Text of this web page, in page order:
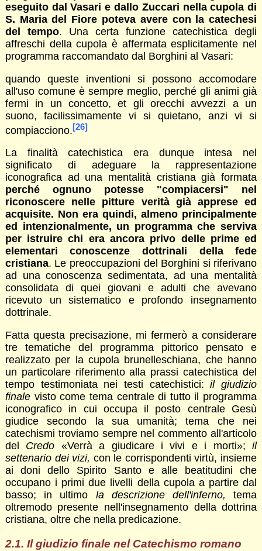
eseguito dal Vasari e dallo Zuccari nella cupola di
S. Maria del Fiore poteva avere con la catechesi
del tempo. Una certa funzione catechistica degli
affreschi della cupola è affermata esplicitamente nel
programma raccomandato dal Borghini al Vasari:
quando queste inventioni si possono accomodare
all'uso comune è sempre meglio, perché gli animi già
fermi in un concetto, et gli orecchi avvezzi a un
suono, facilissimamente vi si quietano, anzi vi si
compiacciono.[26]
La finalità catechistica era dunque intesa nel
significato di adeguare la rappresentazione
iconografica ad una mentalità cristiana già formata
perché ognuno potesse "compiacersi" nel
riconoscere nelle pitture verità già apprese ed
acquisite. Non era quindi, almeno principalmente
ed intenzionalmente, un programma che serviva
per istruire chi era ancora privo delle prime ed
elementari conoscenze dottrinali della fede
cristiana. Le preoccupazioni del Borghini si riferivano
ad una conoscenza sedimentata, ad una mentalità
consolidata di quei giovani e adulti che avevano
ricevuto un sistematico e profondo insegnamento
dottrinale.
Fatta questa precisazione, mi fermerò a considerare
tre tematiche del programma pittorico pensato e
realizzato per la cupola brunelleschiana, che hanno
un particolare riferimento alla prassi catechistica del
tempo testimoniata nei testi catechistici:il giudizio
finalevisto come tema centrale di tutto il programma
iconografico in cui occupa il posto centrale Gesù
giudice secondo la sua umanità; tema che nei
catechismi troviamo sempre nel commento all'articolo
del Credo «Verrà a giudicare i vivi e i morti»;il
settenario dei vizi, con le corrispondenti virtù, insieme
ai doni dello Spirito Santo e alle beatitudini che
occupano i primi due livelli della cupola a partire dal
basso; in ultimo la descrizione dell'inferno, tema
oltremodo presente nell'insegnamento della dottrina
cristiana, oltre che nella predicazione.
2.1. Il giudizio finale nel Catechismo romano